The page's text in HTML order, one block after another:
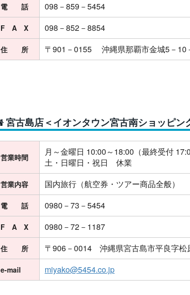
電 話 098－859－5454
F A X 098－852－8854
住 所 〒901－0155 沖縄県那覇市金城5－10
宮古島店＜イオンタウン宮古南ショッピン
営業時間
月～金曜日 10:00～18:00（最終受付
土・日曜日・祝日 休業
営業内容 国内旅行（航空券・ツアー商品全般）
電 話 0980－73－5454
F A X 0980－72－1187
住 所 〒906－0014 沖縄県宮古島市平良字松
e-mail miyako@5454.co.jp